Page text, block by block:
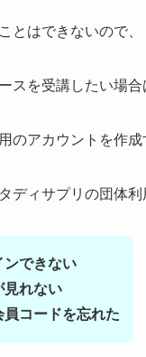
とはできないので、
スを受講したい場合
のアカウントを作成
ディサプリの団体利
ンできない
見れない
員コードを忘れた